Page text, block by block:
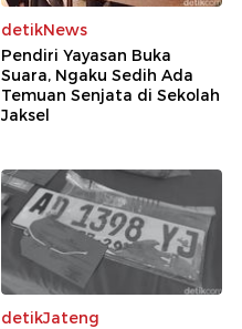
detikNews
Pendiri Yayasan Buka
Suara, Ngaku Sedih Ada
Temuan Senjata di Sekolah
Jaksel
detikJateng